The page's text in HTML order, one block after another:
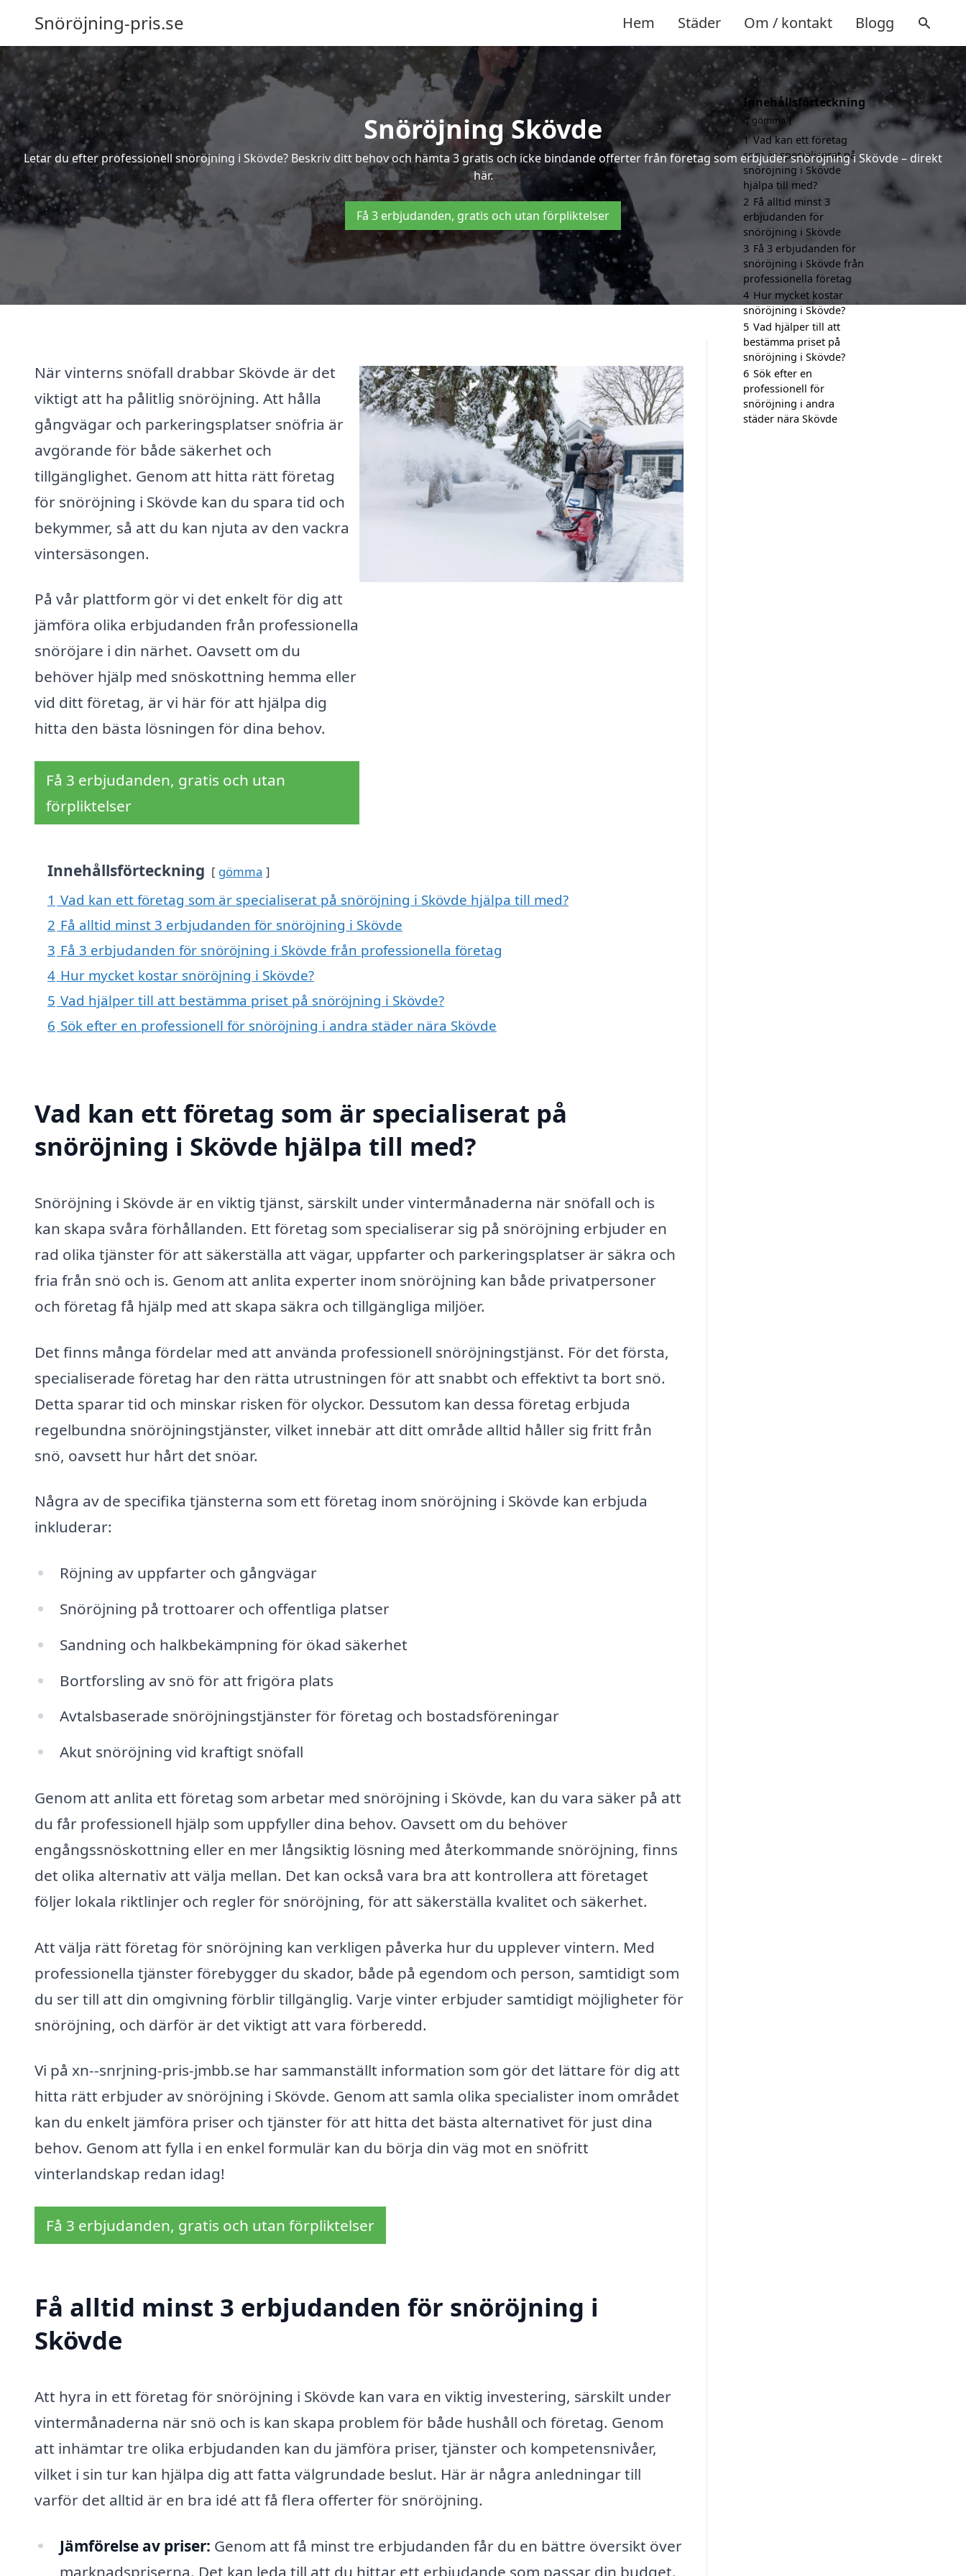
Snöröjning-pris.se Hem Städer Om / kontakt Blogg
Snöröjning Skövde
Letar du efter professionell snöröjning i Skövde? Beskriv ditt behov och hämta 3 gratis och icke bindande offerter från företag som erbjuder snöröjning i Skövde – direkt
här.
Få 3 erbjudanden, gratis och utan förpliktelser
När vinterns snöfall drabbar Skövde är det
viktigt att ha pålitlig snöröjning. Att hålla
gångvägar och parkeringsplatser snöfria är
avgörande för både säkerhet och
tillgänglighet. Genom att hitta rätt företag
för snöröjning i Skövde kan du spara tid och
bekymmer, så att du kan njuta av den vackra
vintersäsongen.
På vår plattform gör vi det enkelt för dig att
jämföra olika erbjudanden från professionella
snöröjare i din närhet. Oavsett om du
behöver hjälp med snöskottning hemma eller
vid ditt företag, är vi här för att hjälpa dig
hitta den bästa lösningen för dina behov.
Få 3 erbjudanden, gratis och utan
förpliktelser
Innehållsförteckning gömma
1 Vad kan ett företag som är specialiserat på snöröjning i Skövde hjälpa till med?
2 Få alltid minst 3 erbjudanden för snöröjning i Skövde
3 Få 3 erbjudanden för snöröjning i Skövde från professionella företag
4 Hur mycket kostar snöröjning i Skövde?
5 Vad hjälper till att bestämma priset på snöröjning i Skövde?
6 Sök efter en professionell för snöröjning i andra städer nära Skövde
Vad kan ett företag som är specialiserat på
snöröjning i Skövde hjälpa till med?
Snöröjning i Skövde är en viktig tjänst, särskilt under vintermånaderna när snöfall och is
kan skapa svåra förhållanden. Ett företag som specialiserar sig på snöröjning erbjuder en
rad olika tjänster för att säkerställa att vägar, uppfarter och parkeringsplatser är säkra och
fria från snö och is. Genom att anlita experter inom snöröjning kan både privatpersoner
och företag få hjälp med att skapa säkra och tillgängliga miljöer.
Det finns många fördelar med att använda professionell snöröjningstjänst. För det första,
specialiserade företag har den rätta utrustningen för att snabbt och effektivt ta bort snö.
Detta sparar tid och minskar risken för olyckor. Dessutom kan dessa företag erbjuda
regelbundna snöröjningstjänster, vilket innebär att ditt område alltid håller sig fritt från
snö, oavsett hur hårt det snöar.
Några av de specifika tjänsterna som ett företag inom snöröjning i Skövde kan erbjuda
inkluderar:
Röjning av uppfarter och gångvägar
Snöröjning på trottoarer och offentliga platser
Sandning och halkbekämpning för ökad säkerhet
Bortforsling av snö för att frigöra plats
Avtalsbaserade snöröjningstjänster för företag och bostadsföreningar
Akut snöröjning vid kraftigt snöfall
Genom att anlita ett företag som arbetar med snöröjning i Skövde, kan du vara säker på att
du får professionell hjälp som uppfyller dina behov. Oavsett om du behöver
engångssnöskottning eller en mer långsiktig lösning med återkommande snöröjning, finns
det olika alternativ att välja mellan. Det kan också vara bra att kontrollera att företaget
följer lokala riktlinjer och regler för snöröjning, för att säkerställa kvalitet och säkerhet.
Att välja rätt företag för snöröjning kan verkligen påverka hur du upplever vintern. Med
professionella tjänster förebygger du skador, både på egendom och person, samtidigt som
du ser till att din omgivning förblir tillgänglig. Varje vinter erbjuder samtidigt möjligheter för
snöröjning, och därför är det viktigt att vara förberedd.
Vi på xn--snrjning-pris-jmbb.se har sammanställt information som gör det lättare för dig att
hitta rätt erbjuder av snöröjning i Skövde. Genom att samla olika specialister inom området
kan du enkelt jämföra priser och tjänster för att hitta det bästa alternativet för just dina
behov. Genom att fylla i en enkel formulär kan du börja din väg mot en snöfritt
vinterlandskap redan idag!
Få 3 erbjudanden, gratis och utan förpliktelser
Få alltid minst 3 erbjudanden för snöröjning i
Skövde
Att hyra in ett företag för snöröjning i Skövde kan vara en viktig investering, särskilt under
vintermånaderna när snö och is kan skapa problem för både hushåll och företag. Genom
att inhämtar tre olika erbjudanden kan du jämföra priser, tjänster och kompetensnivåer,
vilket i sin tur kan hjälpa dig att fatta välgrundade beslut. Här är några anledningar till
varför det alltid är en bra idé att få flera offerter för snöröjning.
Jämförelse av priser: Genom att få minst tre erbjudanden får du en bättre översikt över
marknadspriserna. Det kan leda till att du hittar ett erbjudande som passar din budget.
Innehållsförteckning
gömma
1 Vad kan ett företag
som är specialiserat på
snöröjning i Skövde
hjälpa till med?
2 Få alltid minst 3
erbjudanden för
snöröjning i Skövde
3 Få 3 erbjudanden för
snöröjning i Skövde från
professionella företag
4 Hur mycket kostar
snöröjning i Skövde?
5 Vad hjälper till att
bestämma priset på
snöröjning i Skövde?
6 Sök efter en
professionell för
snöröjning i andra
städer nära Skövde